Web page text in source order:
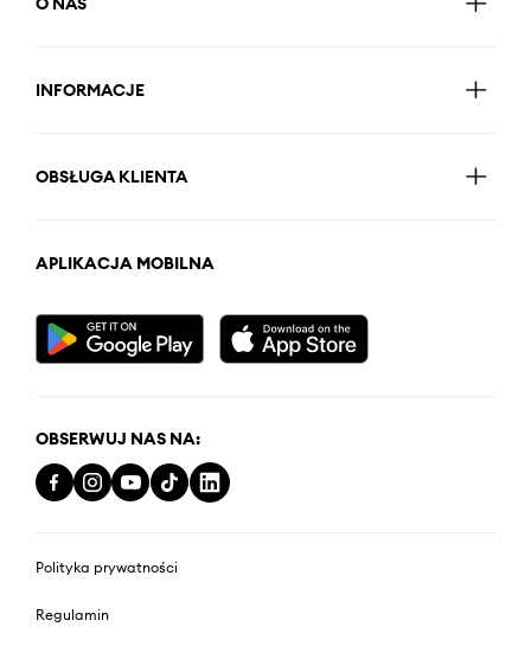
INFORMACJE
OBSŁUGA KLIENTA
APLIKACJA MOBILNA
OBSERWUJ NAS NA:
Polityka prywatności
Regulamin